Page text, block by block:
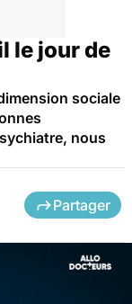
le jour de
sociale
nous
Partager